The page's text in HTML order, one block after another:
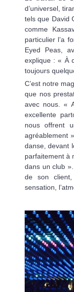
d’universel,
tels que David
comme
particulier l’a
Eyed Peas,
explique : « À
toujours
C’est notre
que nos
avec nous. «
excellente
nous offrent
agréablement
danse, devant
parfaitement à
dans un club
de son
sensation,